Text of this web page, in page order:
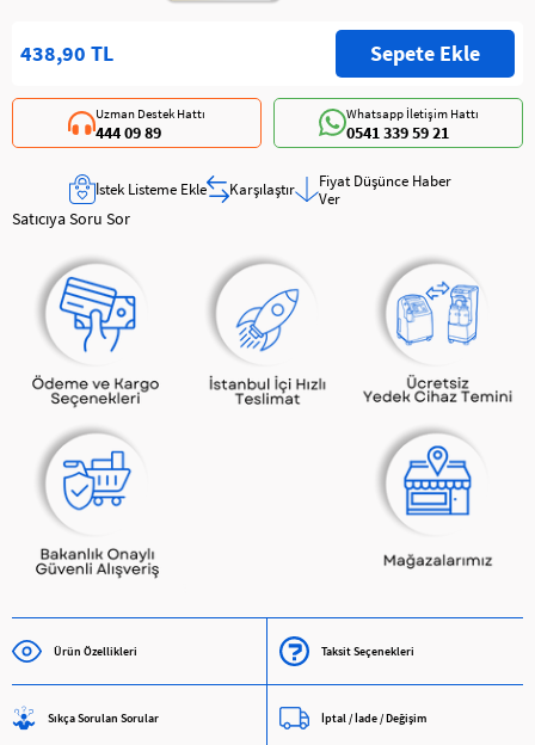
438,90 TL
Whatsapp İletişim Hattı
0541 339 59 21
Uzman Destek Hattı
444 09 89
İstek Listeme Ekle Karşılaştır
Fiyat Düşünce Haber
Ver
Satıcıya Soru Sor
Ürün Özellikleri Taksit Seçenekleri
Sıkça Sorulan Sorular İptal / İade / Değişim